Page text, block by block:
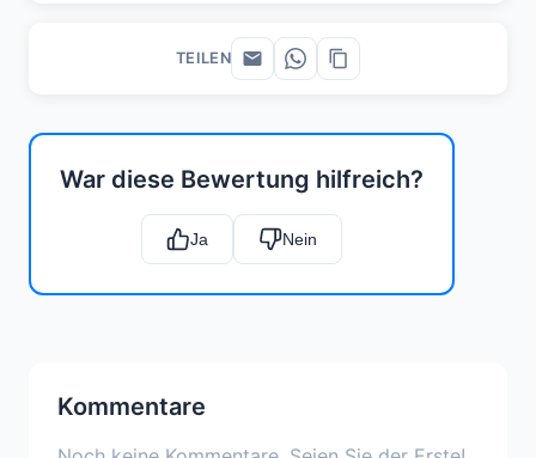
War diese Bewertung hilfreich?
Ja Nein
Kommentare
TEILEN